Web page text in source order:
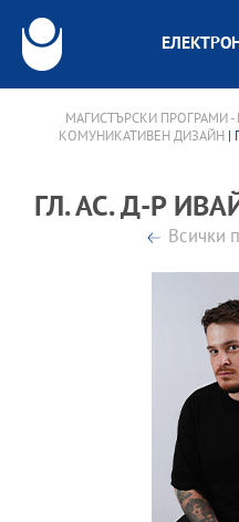
МАГИСТЪРСКИ ПРОГРАМИ -
КОМУНИКАТИВЕН ДИЗАЙН|
ГЛ. АС. Д-Р
Всички